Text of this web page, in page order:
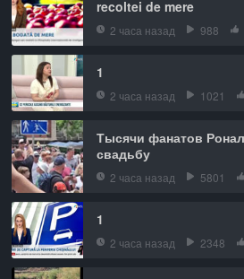
recoltei de mere
2 часа назад 988
1
2 часа назад 1021
Тысячи фанатов
свадьбу
2 часа назад 5801
1
2 часа назад 2348